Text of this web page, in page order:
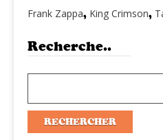
Frank Zappa, King Crimson,
Recherche..